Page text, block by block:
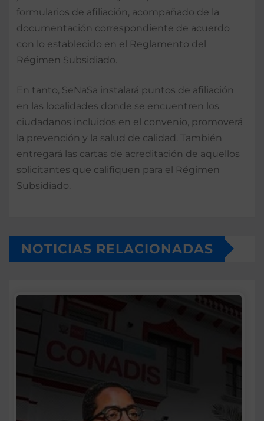
formularios de afiliación, acompañado de la
documentación correspondiente de acuerdo
con lo establecido en el Reglamento del
Régimen Subsidiado.
En tanto, SeNaSa instalará puntos de afiliación
en las localidades donde se encuentren los
ciudadanos incluidos en el convenio, promoverá
la prevención y la salud de calidad. También
entregará las cartas de acreditación de aquellos
solicitantes que califiquen para el Régimen
Subsidiado.
NOTICIAS RELACIONADAS